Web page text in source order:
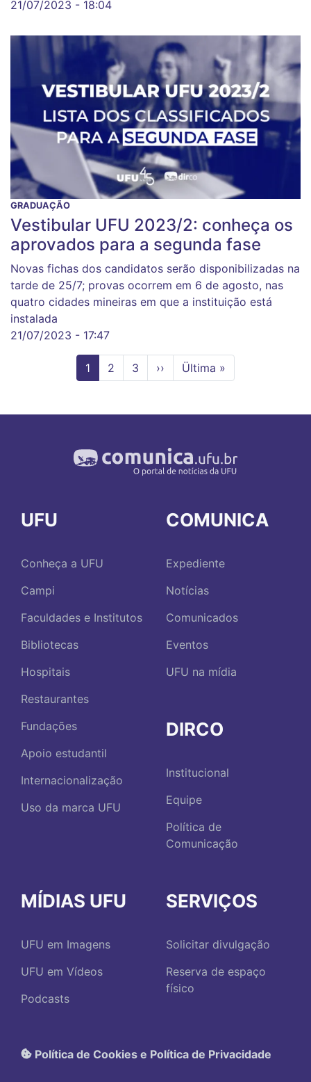
21/07/2023 - 18:04
GRADUAÇÃO
Vestibular UFU 2023/2: conheça os
aprovados para a segunda fase
Novas fichas dos candidatos serão disponibilizadas na
tarde de 25/7; provas ocorrem em 6 de agosto, nas
quatro cidades mineiras em que a instituição está
instalada
21/07/2023 - 17:47
Página
atual
1 Page
2 Page
3
Próxima
página
››
Última
página
Ültima »
UFU
Conheça a UFU
Campi
Faculdades e Institutos
Bibliotecas
Hospitais
Restaurantes
Fundações
Apoio estudantil
Internacionalização
Uso da marca UFU
COMUNICA
Expediente
Notícias
Comunicados
Eventos
UFU na mídia
DIRCO
Institucional
Equipe
Política de
Comunicação
MÍDIAS UFU
UFU em Imagens
UFU em Vídeos
Podcasts
SERVIÇOS
Solicitar divulgação
Reserva de espaço
físico
Política de Cookies e Política de Privacidade